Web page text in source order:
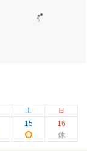
土
15
日
16